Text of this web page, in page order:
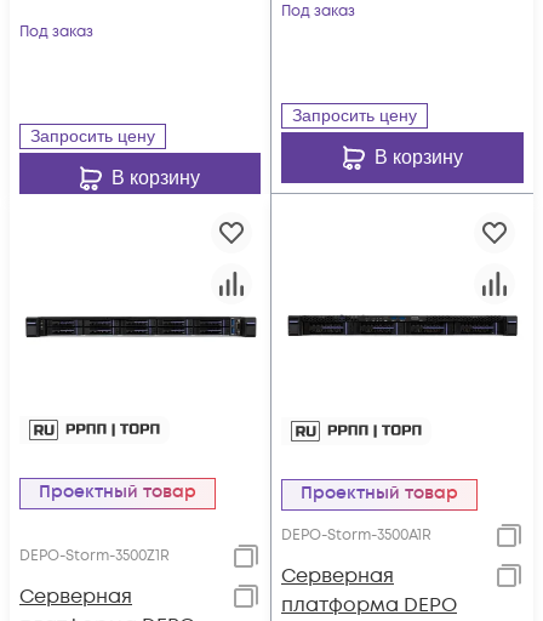
Под заказ
Запросить цену
В корзину
Под заказ
Запросить цену
В корзину
Проектный товар
DEPO-Storm-3500Z1R
Серверная
Проектный товар
DEPO-Storm-3500A1R
Серверная
платформа DEPO